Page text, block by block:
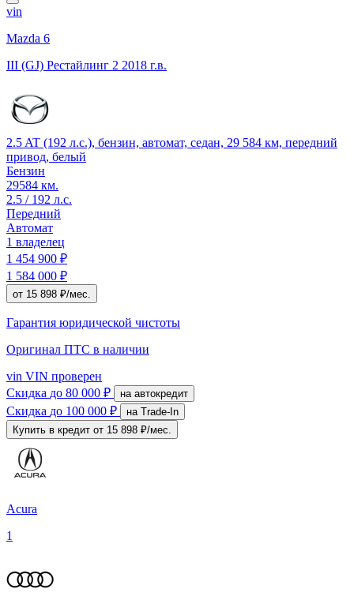
vin
Mazda 6
III (GJ) Рестайлинг 2 2018 г.в.
2.5 AT (192 л.с.), бензин, автомат, седан, 29 584 км, передний
привод, белый
Бензин
29584 км.
2.5 / 192 л.с.
Передний
Автомат
1 владелец
1 454 900 ₽
1 584 000 ₽
от 15 898 ₽/мес.
Гарантия юридической чистоты
Оригинал ПТС в наличии
vin VIN проверен
Скидка до 80 000 ₽ на автокредит
Скидка до 100 000 ₽
на Trade-In
Купить в кредит от 15 898 ₽/мес.
Acura
1